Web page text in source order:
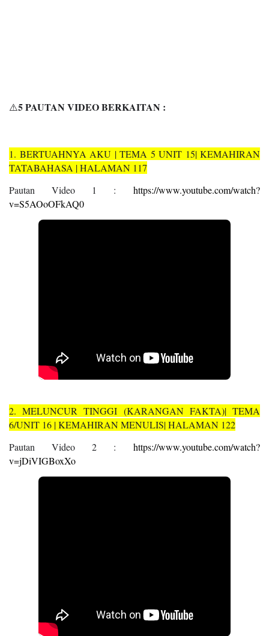
⚠️5 PAUTAN VIDEO BERKAITAN :
1. BERTUAHNYA AKU | TEMA 5 UNIT 15| KEMAHIRAN
TATABAHASA | HALAMAN 117
Pautan Video 1 : https://www.youtube.com/watch?
v=S5AOoOFkAQ0
2. MELUNCUR TINGGI (KARANGAN FAKTA)| TEMA
6/UNIT 16 | KEMAHIRAN MENULIS| HALAMAN 122
Pautan Video 2 : https://www.youtube.com/watch?
v=jDiVIGBoxXo